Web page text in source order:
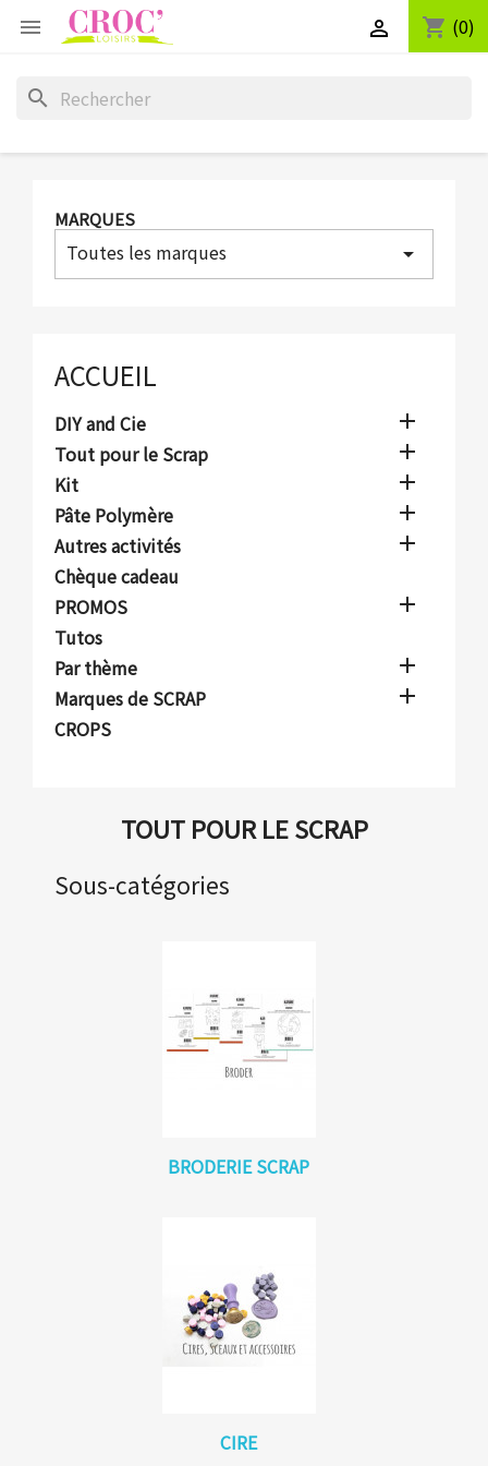
 shopping_cart (0)

search
MARQUES
Toutes les marques arrow_drop_down
ACCUEIL
DIY and Cie

Tout pour le Scrap

Kit

Pâte Polymère

Autres activités

Chèque cadeau
PROMOS

Tutos
Par thème

Marques de SCRAP

CROPS
TOUT POUR LE SCRAP
Sous-catégories
BRODERIE SCRAP
CIRE